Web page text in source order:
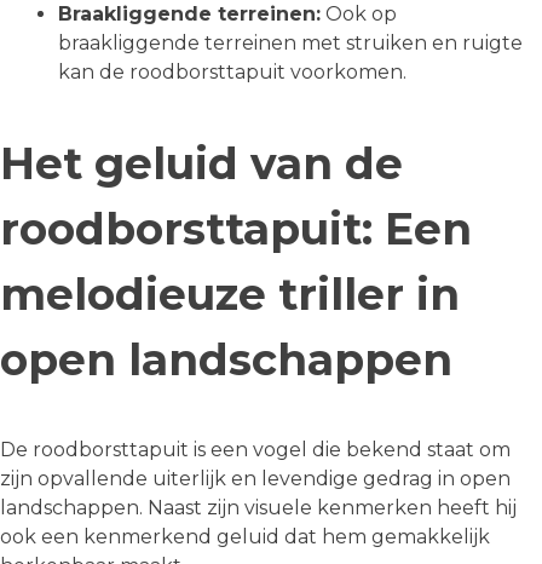
Braakliggende terreinen: Ook op
braakliggende terreinen met struiken en ruigte
kan de roodborsttapuit voorkomen.
Het geluid van de
roodborsttapuit: Een
melodieuze triller in
open landschappen
De roodborsttapuit is een vogel die bekend staat om
zijn opvallende uiterlijk en levendige gedrag in open
landschappen. Naast zijn visuele kenmerken heeft hij
ook een kenmerkend geluid dat hem gemakkelijk